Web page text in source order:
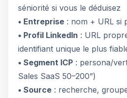
séniorité si vous le déduisez
• Entreprise : nom + URL si
• Profil LinkedIn : URL
identifiant unique le plus
• Segment ICP : persona/
Sales SaaS 50–200”)
• Source : recherche,